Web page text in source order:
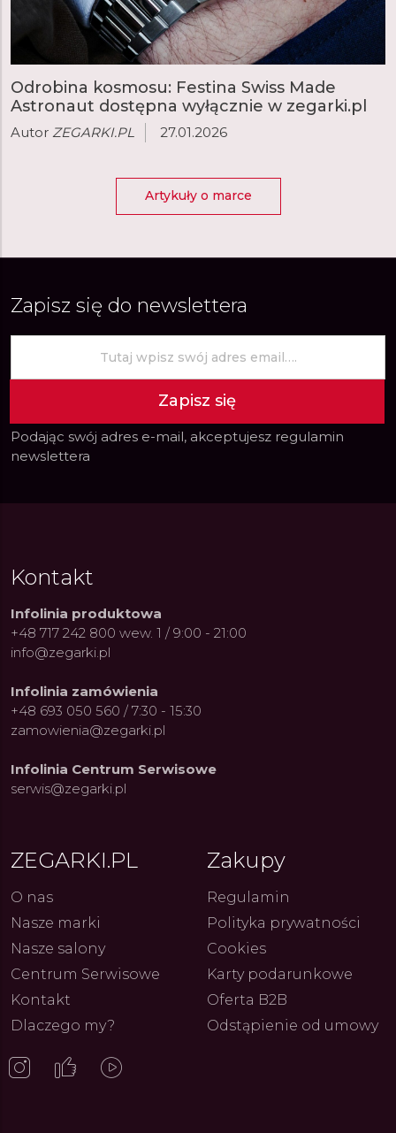
27.07.2026
kolekcji zegarków
ZEGARKI.PL 4.08.2026
Odrobina kosmosu: Festina Swiss Made
Astronaut dostępna wyłącznie w zegarki.pl
Autor ZEGARKI.PL 27.01.2026
Artykuły o marce
Zapisz się do newslettera
Zapisz się
Podając swój adres e-mail, akceptujesz regulamin
newslettera
Kontakt
Infolinia produktowa
+48 717 242 800 wew. 1 / 9:00 - 21:00
info@zegarki.pl
Infolinia zamówienia
+48 693 050 560 / 7:30 - 15:30
zamowienia@zegarki.pl
Infolinia Centrum Serwisowe
serwis@zegarki.pl
ZEGARKI.PL
O nas
Nasze marki
Nasze salony
Centrum Serwisowe
Kontakt
Dlaczego my?
Zakupy
Regulamin
Polityka prywatności
Cookies
Karty podarunkowe
Oferta B2B
Odstąpienie od umowy